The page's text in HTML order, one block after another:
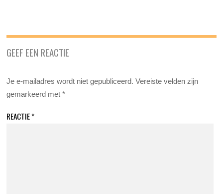
GEEF EEN REACTIE
Je e-mailadres wordt niet gepubliceerd. Vereiste velden zijn
gemarkeerd met*
REACTIE*